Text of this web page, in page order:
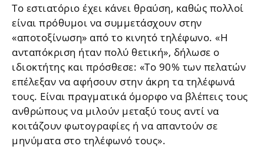
Το εστιατόριο έχει κάνει θραύση, καθώς πολλοί
είναι πρόθυμοι να συμμετάσχουν στην
«αποτοξίνωση» από το κινητό τηλέφωνο. «Η
ανταπόκριση ήταν πολύ θετική», δήλωσε ο
ιδιοκτήτης και πρόσθεσε: «Το 90% των πελατών
επέλεξαν να αφήσουν στην άκρη τα τηλέφωνά
τους. Είναι πραγματικά όμορφο να βλέπεις τους
ανθρώπους να μιλούν μεταξύ τους αντί να
κοιτάζουν φωτογραφίες ή να απαντούν σε
μηνύματα στο τηλέφωνό τους».